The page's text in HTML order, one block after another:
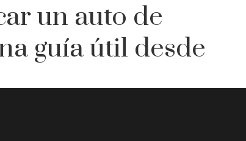
un auto de
guía útil desde